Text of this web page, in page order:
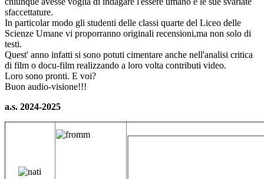
sfaccettature.
In particolar modo gli studenti delle classi quarte del Liceo delle
Scienze Umane vi proporranno originali recensioni,ma non solo di
testi.
Quest' anno infatti si sono potuti cimentare anche nell'analisi critica
di film o docu-film realizzando a loro volta contributi video.
Loro sono pronti. E voi?
Buon audio-visione!!!
a.s. 2024-2025